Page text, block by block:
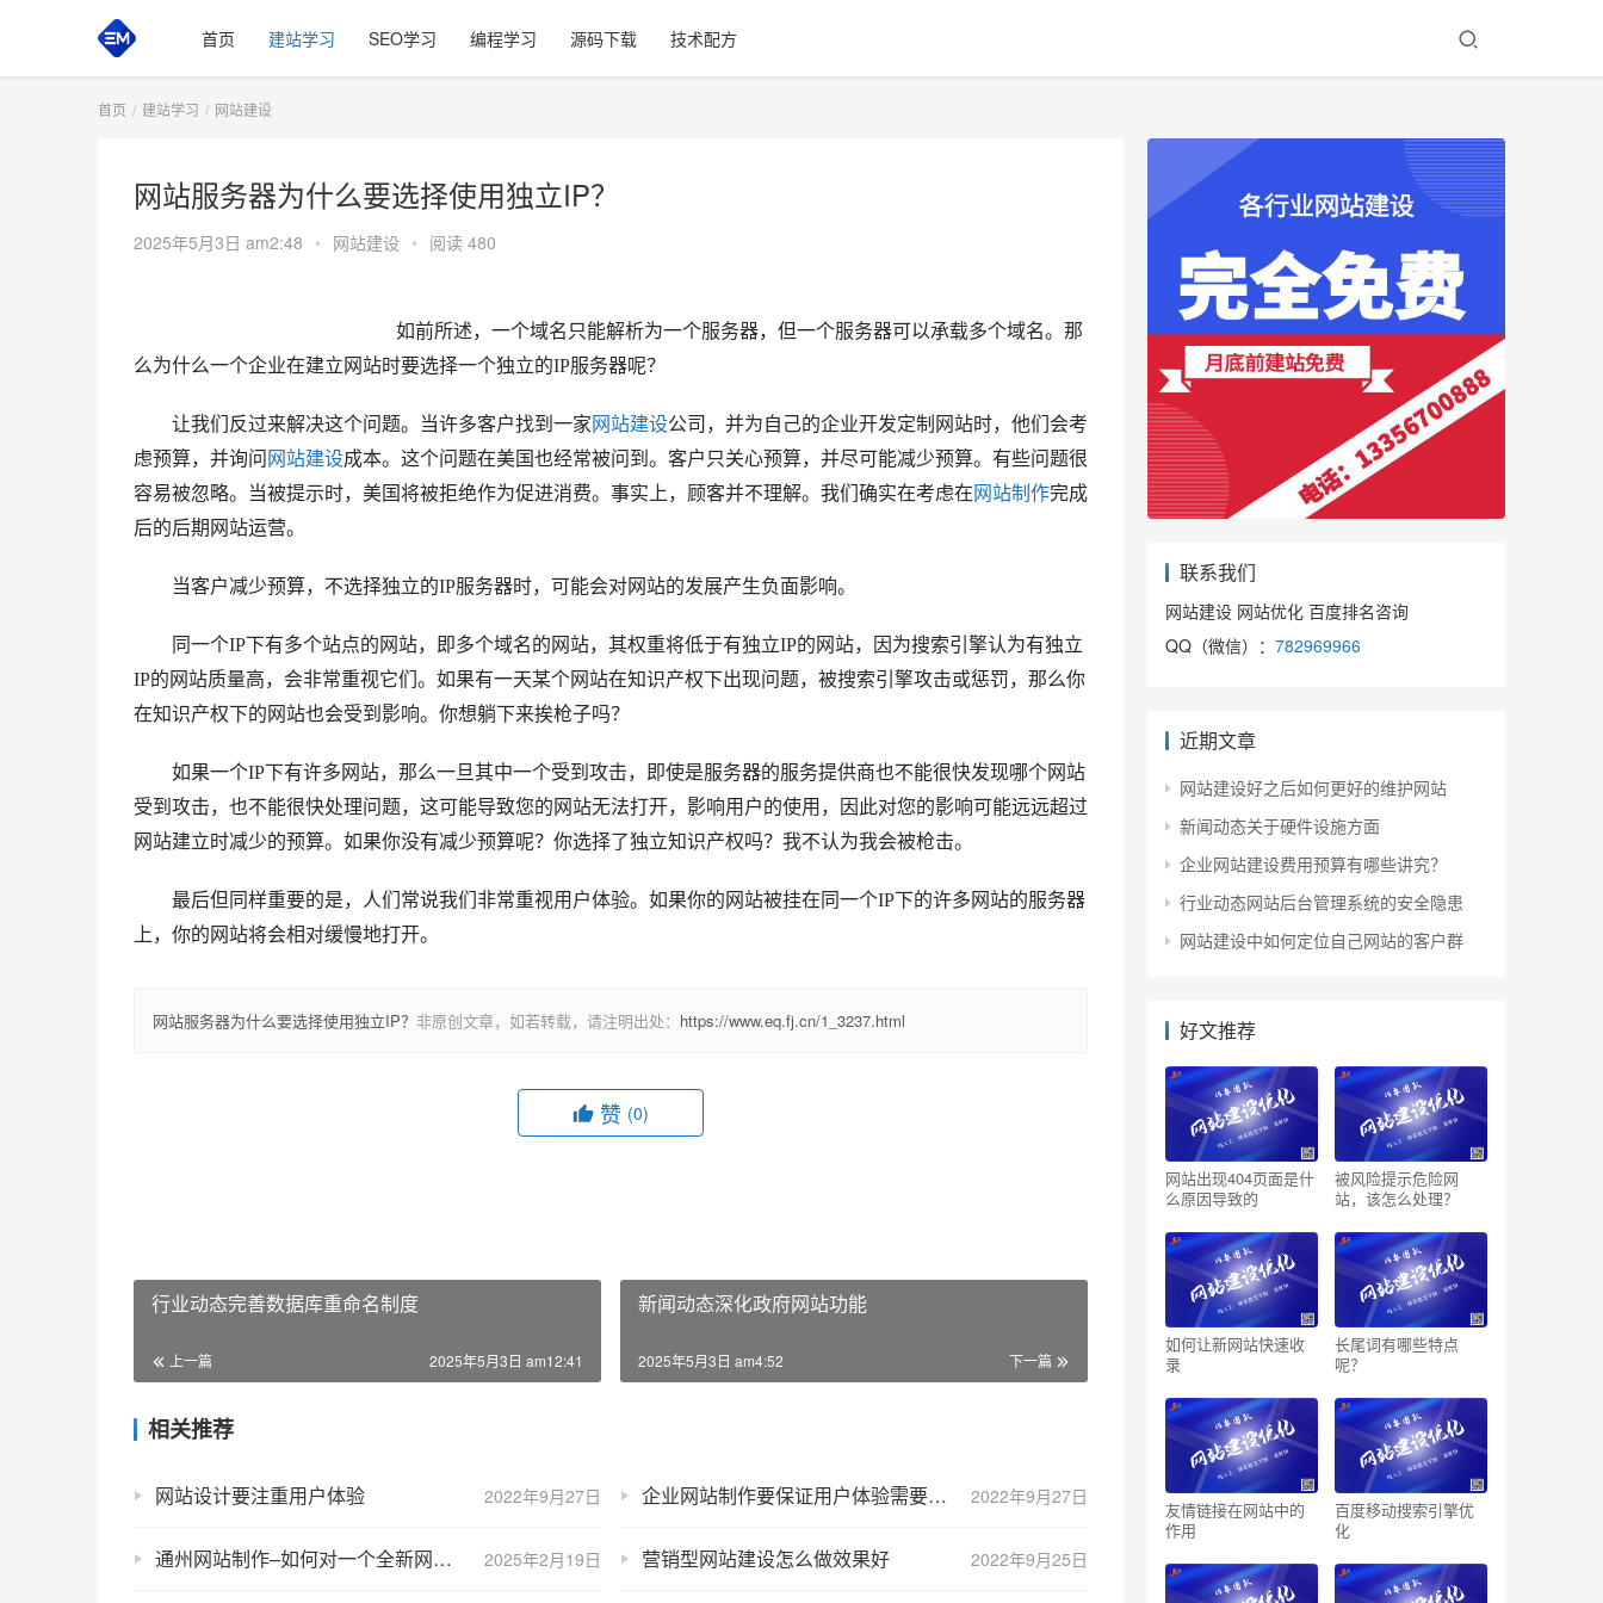
首页 建站学习 SEO学习 编程学习 源码下载 技术配方
首页 建站学习 网站建设
网站服务器为什么要选择使用独立IP？
2025年5月3日 am2:48 • 网站建设 • 阅读 480
如前所述，一个域名只能解析为一个服务器，但一个服务器可以承载多个域名。那
么为什么一个企业在建立网站时要选择一个独立的IP服务器呢？
让我们反过来解决这个问题。当许多客户找到一家 网站建设公司，并为自己的企业开发定制网站时，他们会考
虑预算，并询问 网站建设成本。这个问题在美国也经常被问到。客户只关心预算，并尽可能减少预算。有些问题很
容易被忽略。当被提示时，美国将被拒绝作为促进消费。事实上，顾客并不理解。我们确实在考虑在 网站制作完成
后的后期网站运营。
当客户减少预算，不选择独立的IP服务器时，可能会对网站的发展产生负面影响。
同一个IP下有多个站点的网站，即多个域名的网站，其权重将低于有独立IP的网站，因为搜索引擎认为有独立
IP的网站质量高，会非常重视它们。如果有一天某个网站在知识产权下出现问题，被搜索引擎攻击或惩罚，那么你
在知识产权下的网站也会受到影响。你想躺下来挨枪子吗？
如果一个IP下有许多网站，那么一旦其中一个受到攻击，即使是服务器的服务提供商也不能很快发现哪个网站
受到攻击，也不能很快处理问题，这可能导致您的网站无法打开，影响用户的使用，因此对您的影响可能远远超过
网站建立时减少的预算。如果你没有减少预算呢？你选择了独立知识产权吗？我不认为我会被枪击。
最后但同样重要的是，人们常说我们非常重视用户体验。如果你的网站被挂在同一个IP下的许多网站的服务器
上，你的网站将会相对缓慢地打开。
网站服务器为什么要选择使用独立IP？ 非原创文章，如若转载，请注明出处： https://www.eq.fj.cn/1_3237.html
赞 (0)
行业动态完善数据库重命名制度
上一篇 2025年5月3日 am12:41
新闻动态深化政府网站功能
下一篇
2025年5月3日 am4:52
相关推荐
2022年9月27日
网站设计要注重用户体验 2022年9月27日
企业网站制作要保证用户体验需要哪四大要素？
2025年2月19日
通州网站制作–如何对一个全新网站进行优化？ 2022年9月25日
营销型网站建设怎么做效果好
联系我们
网站建设 网站优化 百度排名咨询
QQ（微信）： 782969966
近期文章
网站建设好之后如何更好的维护网站
新闻动态关于硬件设施方面
企业网站建设费用预算有哪些讲究？
行业动态网站后台管理系统的安全隐患
网站建设中如何定位自己网站的客户群
好文推荐
网站出现404页面是什
么原因导致的
被风险提示危险网
站，该怎么处理？
如何让新网站快速收
录
长尾词有哪些特点
呢？
友情链接在网站中的
作用
百度移动搜索引擎优
化